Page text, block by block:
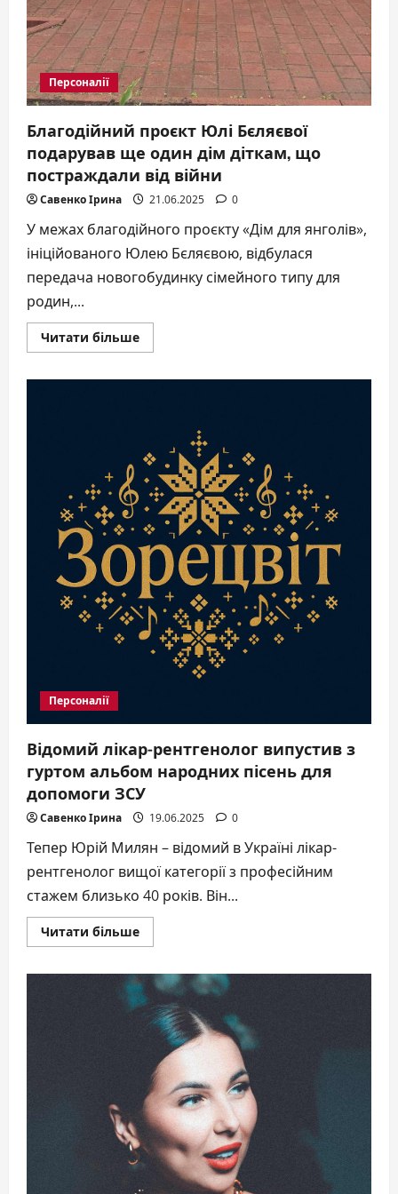
Персоналії
Благодійний проєкт Юлі Бєляєвої
подарував ще один дім діткам, що
постраждали від війни
Савенко Ірина 21.06.2025 0
У межах благодійного проєкту «Дім для янголів»,
ініційованого Юлею Бєляєвою, відбулася
передача новогобудинку сімейного типу для
родин,...
Читати більшеДокладніше
про
дім
діткам,
що
постраждали
від
війни
Персоналії
Відомий лікар-рентгенолог випустив з
гуртом альбом народних пісень для
допомоги ЗСУ
Савенко Ірина 19.06.2025 0
Тепер Юрій Милян – відомий в Україні лікар-
рентгенолог вищої категорії з професійним
стажем близько 40 років. Він...
Читати більшеДокладніше
про
рентгенолог
випустив
з
гуртом
альбом
народних
пісень
для
допомоги
ЗСУ